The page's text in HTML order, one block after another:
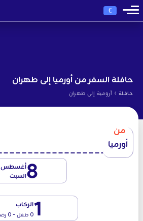
€
حافلة السفر من أورميا إلى طهران
حافلة › أرومية إلى طهران
من
أورميا
8أغسطس
السبت
1الركاب
0 طفل - 0 رضيع